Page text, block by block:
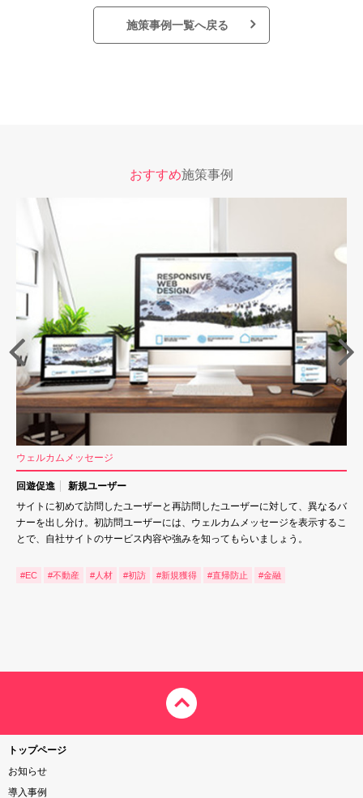
施策事例一覧へ戻る
おすすめ施策事例
ウェルカムメッセージ
回遊促進
新規ユーザー
サイトに初めて訪問したユーザーと再訪問したユーザーに対して、異なるバ
ナーを出し分け。初訪問ユーザーには、ウェルカムメッセージを表示するこ
とで、自社サイトのサービス内容や強みを知ってもらいましょう。
#EC #不動産 #人材 #初訪 #新規獲得 #直帰防止 #金融
トップページ
お知らせ
導入事例